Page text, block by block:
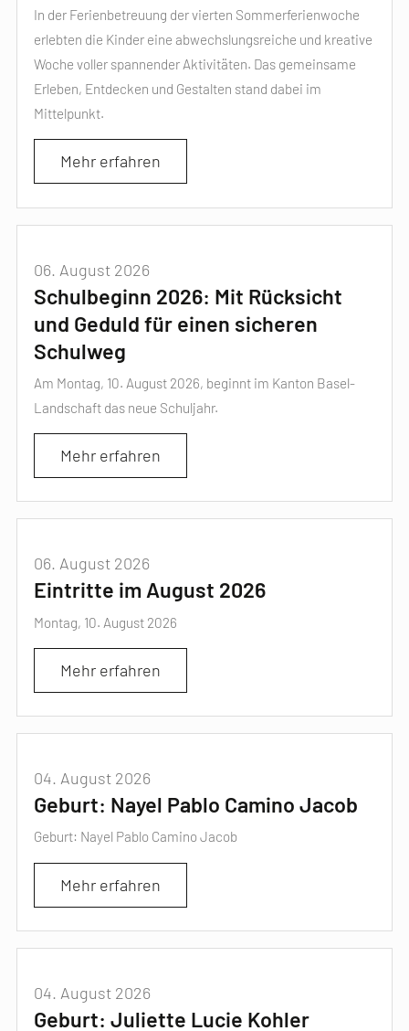
In der Ferienbetreuung der vierten Sommerferienwoche
erlebten die Kinder eine abwechslungsreiche und kreative
Woche voller spannender Aktivitäten. Das gemeinsame
Erleben, Entdecken und Gestalten stand dabei im
Mittelpunkt.
Mehr erfahren
06. August 2026
Schulbeginn 2026: Mit Rücksicht
und Geduld für einen sicheren
Schulweg
Am Montag, 10. August 2026, beginnt im Kanton Basel-
Landschaft das neue Schuljahr.
Mehr erfahren
06. August 2026
Eintritte im August 2026
Montag, 10. August 2026
Mehr erfahren
04. August 2026
Geburt: Nayel Pablo Camino Jacob
Geburt: Nayel Pablo Camino Jacob
Mehr erfahren
04. August 2026
Geburt: Juliette Lucie Kohler